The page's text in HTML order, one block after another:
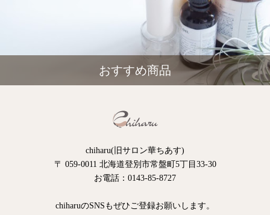
おすすめ商品
chiharu(旧サロン華ちあす)
〒 059-0011 北海道登別市常盤町5丁目33-30
お電話：0143-85-8727
chiharuのSNSもぜひご登録お願いします。